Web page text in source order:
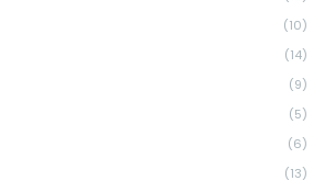
(10)
(14)
(9)
(5)
(6)
(13)